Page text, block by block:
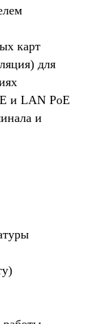
карт
для
и LAN PoE
и